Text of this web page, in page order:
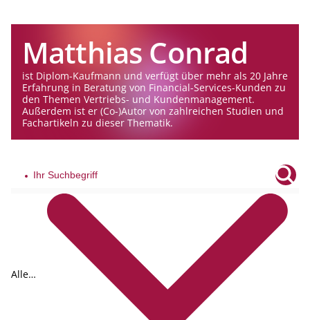
Matthias Conrad
ist Diplom-Kaufmann und verfügt über mehr als 20 Jahre
Erfahrung in Beratung von Financial-Services-Kunden zu
den Themen Vertriebs- und Kundenmanagement.
Außerdem ist er (Co-)Autor von zahlreichen Studien und
Fachartikeln zu dieser Thematik.
Alle